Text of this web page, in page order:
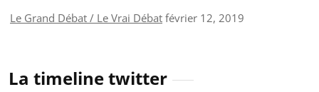
Le Grand Débat / Le Vrai Débat février 12, 2019
La timeline twitter